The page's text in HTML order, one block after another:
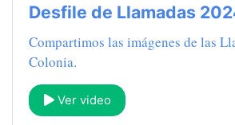
Desfile de Llamadas
Compartimos las imágenes de las
Colonia.
Ver video